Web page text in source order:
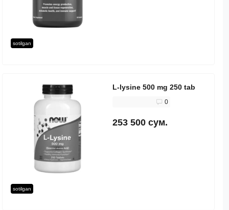
sotilgan
sotilgan
L-lysine 500 mg 250 tab
0
253 500 сум.